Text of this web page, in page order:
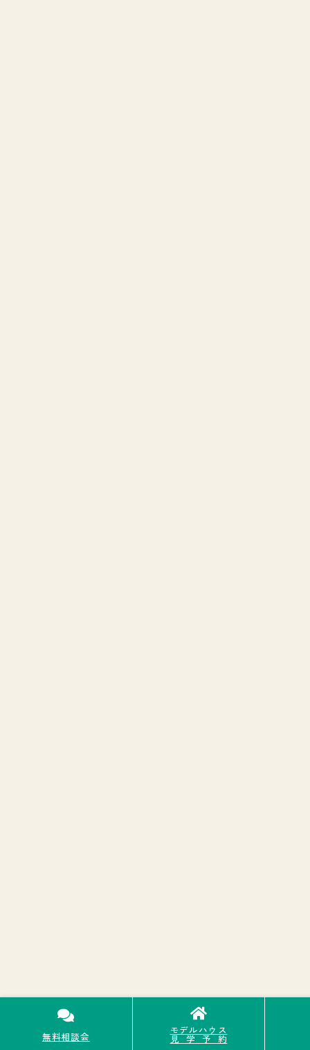
無料相談会
モデルハウス
見学予約